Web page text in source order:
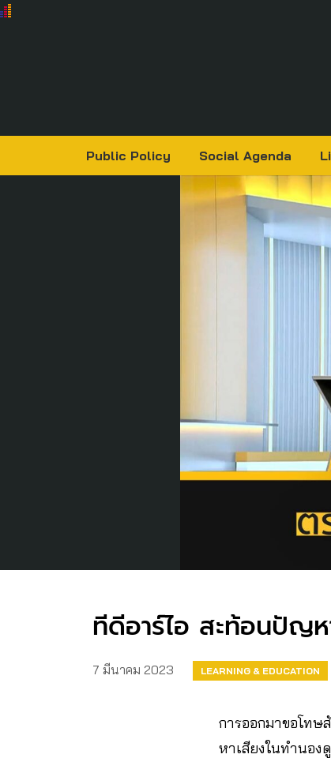
Public Policy Social Agenda
ทีดีอาร์ไอ สะท้อนปัญห
7 มีนาคม 2023 LEARNING & EDUCATION
การออกมาขอโทษ
หาเสียงในทำนอง